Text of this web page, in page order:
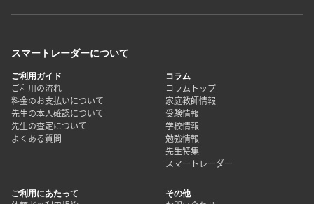
スマートレーダーについて
ご利用ガイド
ご利用の流れ
料金のお支払いについて
先生の本人確認について
先生の査定について
よくある質問
コラム
コラムトップ
家庭教師情報
受験情報
学校情報
勉強情報
先生特集
スマートレーダー
ご利用にあたって その他